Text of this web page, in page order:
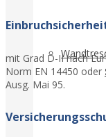
mit Grad D-II nach
Norm EN 14450 oder
Ausg. Mai 95.